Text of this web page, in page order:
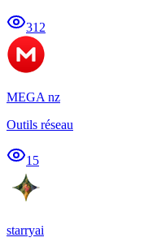
312
MEGA nz
Outils réseau
15
starryai